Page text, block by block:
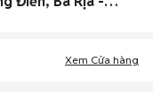
Xem Cửa hàng